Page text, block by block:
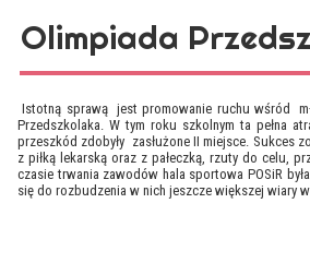
Istotną sprawą jest promowanie ruchu wśród
Przedszkolaka. W tym roku szkolnym ta pełna
przeszkód zdobyły zasłużone II miejsce. Sukces
z piłką lekarską oraz z pałeczką, rzuty do celu,
czasie trwania zawodów hala sportowa POSiR
się do rozbudzenia w nich jeszcze większej wiary
Olimpiada